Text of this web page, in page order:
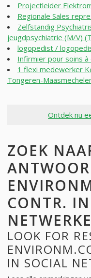
Projectleider
Regionale Sales
Zelfstandig
jeugdpsychiatrie (M/V)
logopedist /
Infirmier pour soins à
1 flexi medewerker
Tongeren-
Ontdek nu
ZOEK
CONTR.
LOOK FOR
IN SOCIAL